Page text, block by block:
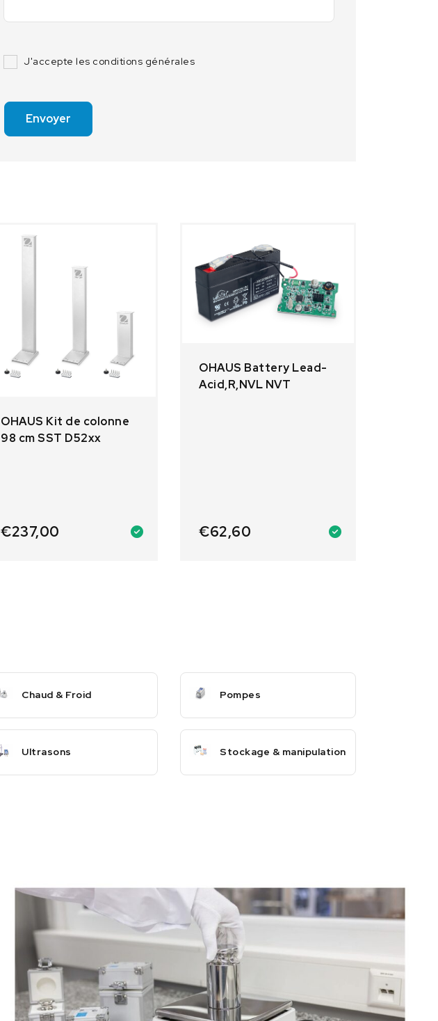
J'accepte les conditions générales
Envoyer
OHAUS Kit de colonne
98 cm SST D52xx
€237,00
OHAUS Battery Lead-
Acid,R,NVL NVT
€62,60
Chaud & Froid Pompes
Ultrasons Stockage & manipulation